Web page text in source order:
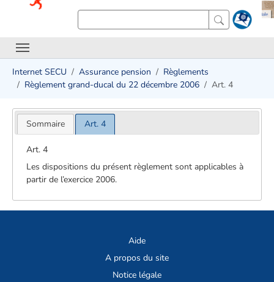
Internet SECU Assurance pension
Règlements
Règlement grand-ducal du 22 décembre 2006
Art. 4
Sommaire Art. 4
Art. 4
Les dispositions du présent règlement sont applicables à
partir de l’exercice 2006.
Aide
A propos du site
Notice légale